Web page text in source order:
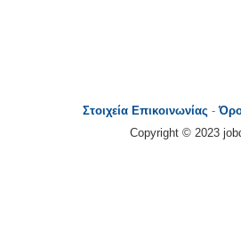
Στοιχεία Επικοινωνίας -
Copyright © 2023